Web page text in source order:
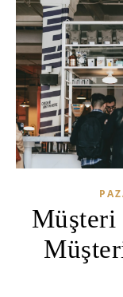
Müşteri